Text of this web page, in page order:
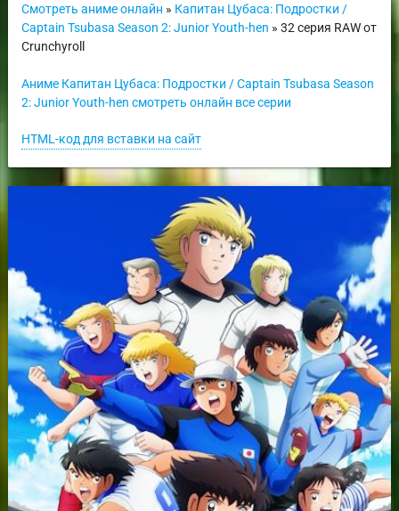
Смотреть аниме онлайн » Капитан Цубаса: Подростки /
Captain Tsubasa Season 2: Junior Youth-hen » 32 серия RAW от
Crunchyroll
Аниме Капитан Цубаса: Подростки / Captain Tsubasa Season
2: Junior Youth-hen смотреть онлайн все серии
HTML-код для вставки на сайт